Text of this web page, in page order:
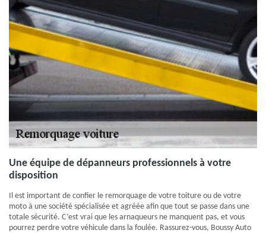
Une équipe de dépanneurs professionnels à votre
disposition
Il est important de confier le remorquage de votre toiture ou de votre
moto à une société spécialisée et agréée afin que tout se passe dans une
totale sécurité. C’est vrai que les arnaqueurs ne manquent pas, et vous
pourrez perdre votre véhicule dans la foulée. Rassurez-vous, Boussy Auto